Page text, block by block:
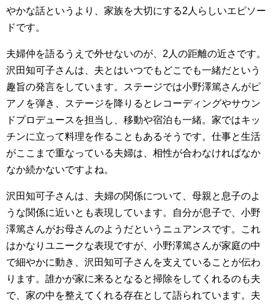
やかな話というより、家族を大切にする2人らしいエピソー
ドです。
夫婦仲を語るうえで外せないのが、2人の距離の近さです。
沢田知可子さんは、夫とはいつでもどこでも一緒だという
趣旨の発言をしています。ステージでは小野澤篤さんがピ
アノを弾き、ステージを降りるとレコーディングやサウン
ドプロデュースを担当し、移動や宿泊も一緒。家ではキッ
チンに立って料理を作ることもあるそうです。仕事と生活
がここまで重なっている夫婦は、相性が合わなければなか
なか続かないですよね。
沢田知可子さんは、夫婦の関係について、母親と息子のよ
うな関係に近いとも表現しています。自分が息子で、小野
澤篤さんがお母さんのようだというニュアンスです。これ
はかなりユニークな表現ですが、小野澤篤さんが家庭の中
で細やかに動き、沢田知可子さんを支えていることが伝わ
ります。誰かが家に来るとなると掃除をしてくれるのも夫
で、家の中を整えてくれる存在として語られています。夫